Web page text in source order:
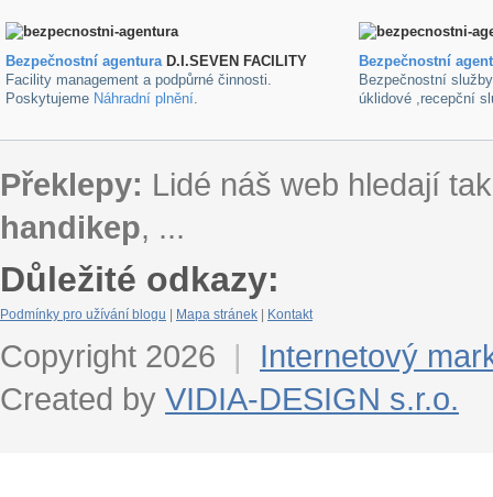
Bezpečnostní agenturaD.I.SEVEN FACILITY
Facility management a podpůrné činnosti.
Poskytujeme Náhradní plnění.
Bezpečnostní
Bezpečnostní
úklidové ,recepční
Překlepy: Lidé náš web hledají
handikep, ...
Důležité odkazy:
Podmínky pro užívání blogu Mapa stránek Kontakt
Copyright 2026 |
Internetový
Created by VIDIA-DESIGN s.r.o.